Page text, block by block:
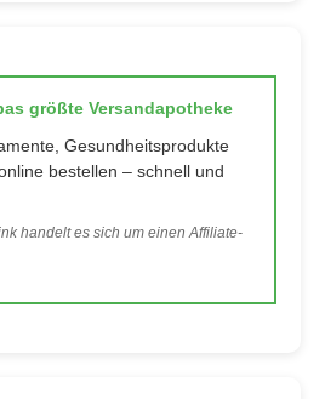
größte Versandapotheke
Gesundheitsprodukte
bestellen – schnell und
handelt es sich um einen Affiliate-